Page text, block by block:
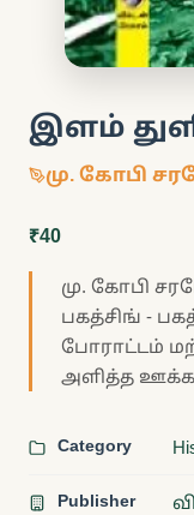
இளம்
மு. கோபி
₹40
மு. கோபி
பகத்சிங் -
போராட்டம்
அளித்த
Category
Publisher